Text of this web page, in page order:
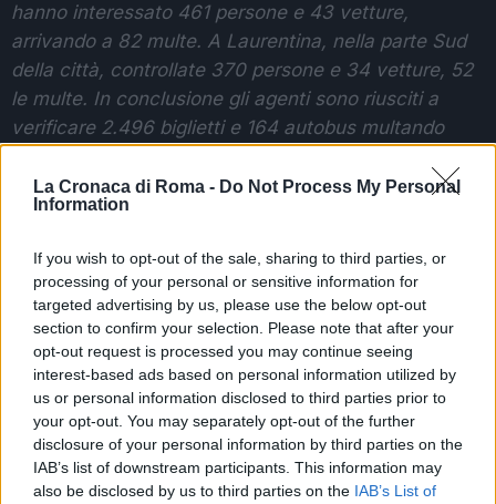
La Cronaca di Roma - Do Not Process My Personal
Information
If you wish to opt-out of the sale, sharing to third parties, or
processing of your personal or sensitive information for
targeted advertising by us, please use the below opt-out
section to confirm your selection. Please note that after your
opt-out request is processed you may continue seeing
interest-based ads based on personal information utilized by
us or personal information disclosed to third parties prior to
your opt-out. You may separately opt-out of the further
disclosure of your personal information by third parties on the
IAB’s list of downstream participants. This information may
also be disclosed by us to third parties on the IAB’s List of
hanno interessato 461 persone e 43 vetture,
arrivando a 82 multe. A Laurentina, nella parte Sud
della città, controllate 370 persone e 34 vetture, 52
le multe. In conclusione gli agenti sono riusciti a
verificare 2.496 biglietti e 164 autobus multando
Voglio ringraziare personalmente le donne e gli
operatori Atac, con la loro presenza forniscono un
importante segnale di legalità e di vicinanza
dell’amministrazione nei confronti di chi, ogni giorno,
ha paura di essere aggredito. Il trasporto pubblico è
un bene prezioso e, in quanto tale, va rispettato. La
sicurezza dei romani e la regolarità del servizio sono
la nostra priorità”.